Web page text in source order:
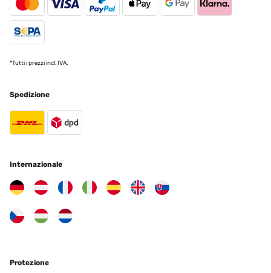
*Tutti i prezzi incl. IVA.
Spedizione
Internazionale
Protezione